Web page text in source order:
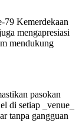
79 Kemerdekaan
mengapresiasi
mendukung
pasokan
di setiap _venue_
tanpa gangguan